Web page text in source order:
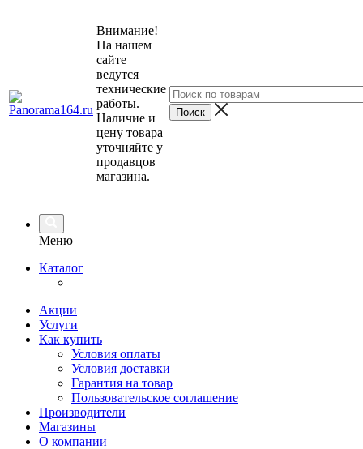
Внимание!
На нашем
сайте
ведутся
технические
работы.
Наличие и
цену товара
уточняйте у
продавцов
магазина.
Меню
Каталог
Акции
Услуги
Как купить
Условия оплаты
Условия доставки
Гарантия на товар
Пользовательское соглашение
Производители
Магазины
О компании